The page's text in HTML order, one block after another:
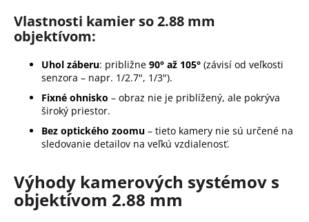
Vlastnosti kamier so 2.88 mm
objektívom:
Uhol záberu: približne 90° až 105° (závisí od veľkosti
senzora – napr. 1/2.7", 1/3").
Fixné ohnisko – obraz nie je priblížený, ale pokrýva
široký priestor.
Bez optického zoomu – tieto kamery nie sú určené na
sledovanie detailov na veľkú vzdialenosť.
Výhody kamerových systémov s
objektívom 2.88 mm
u
j
ť
?